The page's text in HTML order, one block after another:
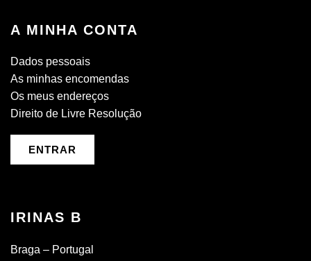
A MINHA CONTA
Dados pessoais
As minhas encomendas
Os meus endereços
Direito de Livre Resolução
ENTRAR
IRINAS B
Braga – Portugal